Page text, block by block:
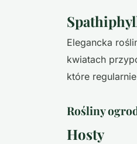
Elegancka
kwiatach
które
Rośliny
Hosty